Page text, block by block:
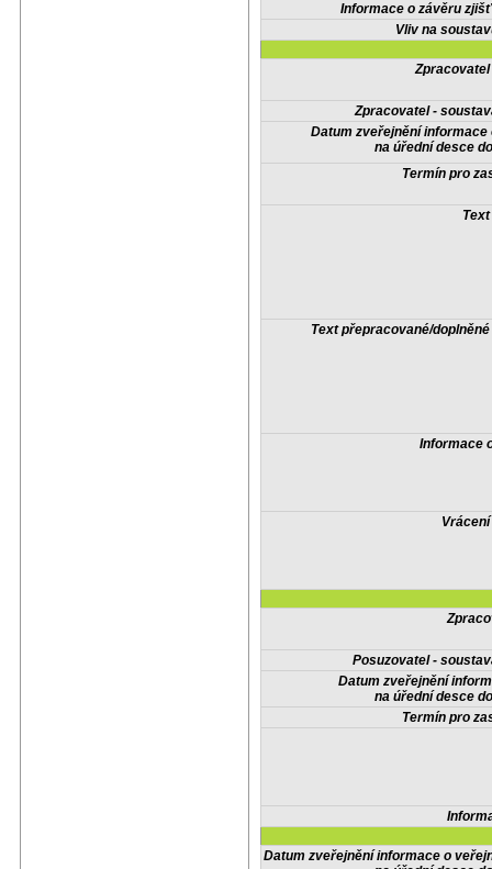
Informace o závěru
Vliv na
Zpracovatel -
Datum zveřejnění informace
na úřední desce
Termín pro
Text přepracované/
Informace
Posuzovatel -
Datum zveřejnění
na úřední desce
Termín pro
Datum zveřejnění informace o